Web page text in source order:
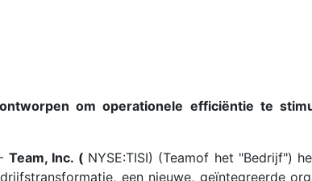
om operationele efficiëntie te
Team, Inc. ( NYSE:TISI) (Teamof het "Bedrijf")
een nieuwe, geïntegreerde